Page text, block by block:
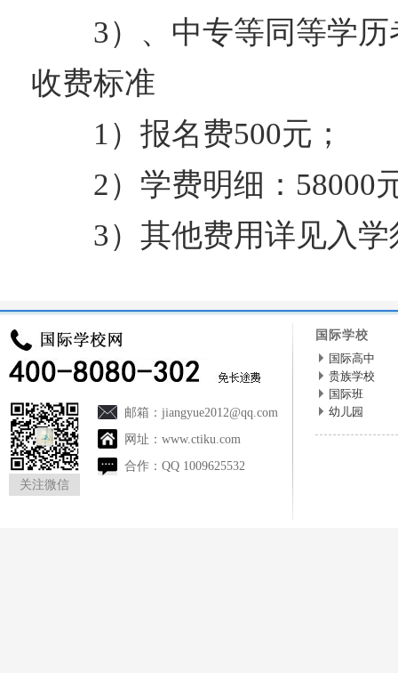
3）、中专等同等学历
收费标准
1）报名费500元；
2）学费明细：58000
3）其他费用详见入学
关注微信
邮箱： jiangyue2012@qq.com
网址： www.ctiku.com
合作： QQ 1009625532
国际学校
国际高中
贵族学校
国际班
幼儿园